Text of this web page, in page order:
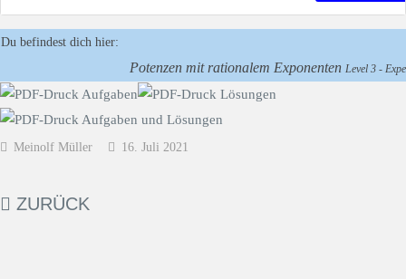
Du befindest dich hier:
Potenzen mit rationalem Exponenten Level 3 -
Meinolf Müller 16. Juli 2021
ZURÜCK